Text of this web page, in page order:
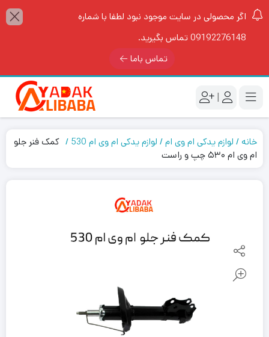
اگر محصولی در سایت موجود نبود لطفا با شماره
09192276148 تماس بگیرید.
تماس باما
|
خانه لوازم یدکی ام وی ام لوازم یدکی ام وی ام 530
کمک فنر جلو
ام وی ام ۵۳۰ چپ و راست